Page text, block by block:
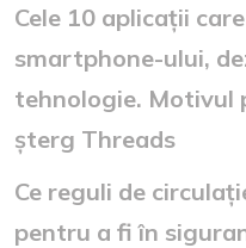
Cele 10 aplicații
smartphone-ului,
tehnologie. Motivul
șterg Threads
Ce reguli de
pentru a fi în